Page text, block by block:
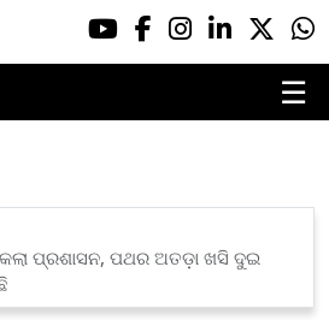
☰
ପ୍ରଶାସନ, ପଥର ଅତଡ଼ା ଖସି ଦୁଇ